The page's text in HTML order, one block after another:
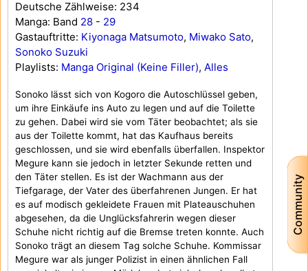
Community
Deutsche Zählweise: 234
Manga: Band 28 - 29
Gastauftritte: Kiyonaga Matsumoto, Miwako Sato,
Sonoko Suzuki
Playlists: Manga Original (Keine Filler), Alles
Sonoko lässt sich von Kogoro die Autoschlüssel geben,
um ihre Einkäufe ins Auto zu legen und auf die Toilette
zu gehen. Dabei wird sie vom Täter beobachtet; als sie
aus der Toilette kommt, hat das Kaufhaus bereits
geschlossen, und sie wird ebenfalls überfallen. Inspektor
Megure kann sie jedoch in letzter Sekunde retten und
den Täter stellen. Es ist der Wachmann aus der
Tiefgarage, der Vater des überfahrenen Jungen. Er hat
es auf modisch gekleidete Frauen mit Plateauschuhen
abgesehen, da die Unglücksfahrerin wegen dieser
Schuhe nicht richtig auf die Bremse treten konnte. Auch
Sonoko trägt an diesem Tag solche Schuhe. Kommissar
Megure war als junger Polizist in einen ähnlichen Fall